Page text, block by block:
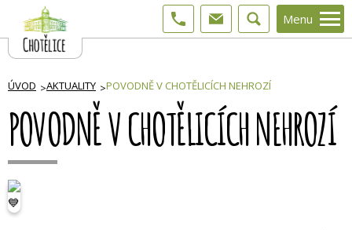
Menu
ÚVOD AKTUALITY POVODNĚ V CHOTĚLICÍCH NEHROZÍ
POVODNĚ V CHOTĚLICÍCH NEHROZÍ